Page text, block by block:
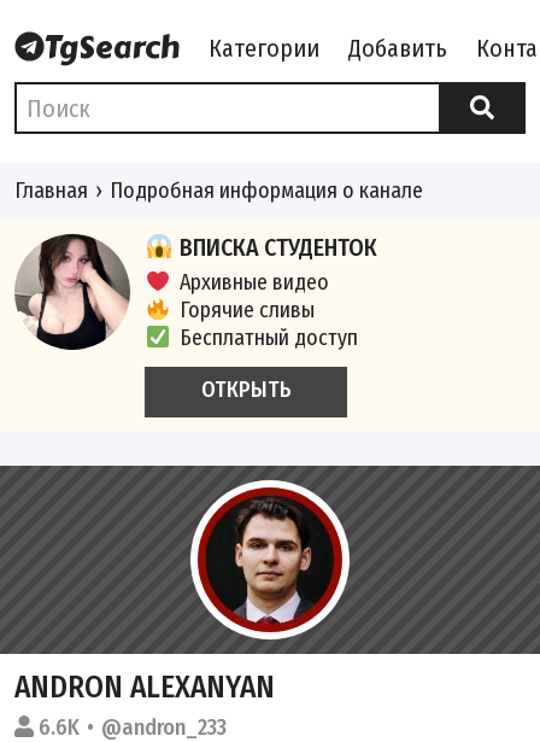
Категории Добавить
Главная Подробная информация о канале
ВПИСКА СТУДЕНТОК
Архивные видео
Горячие сливы
Бесплатный доступ
ОТКРЫТЬ
ANDRON ALEXANYAN
6.6K
@andron_233